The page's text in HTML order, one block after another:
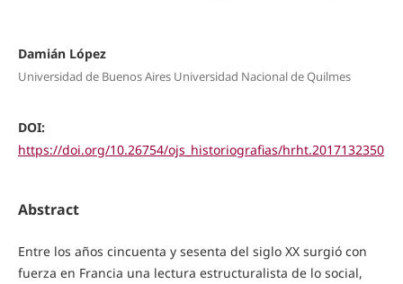
Damián López
Universidad de Buenos Aires Universidad Nacional de Quilmes
DOI:
https://doi.org/10.26754/ojs_historiografias/hrht.2017132350
Abstract
Entre los años cincuenta y sesenta del siglo XX surgió con
fuerza en Francia una lectura estructuralista de lo social,